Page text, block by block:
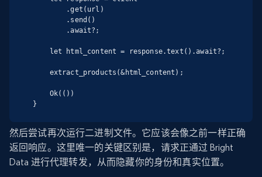
}
然后尝试再次运行二进制文件。它应该会像之前一样正确
返回响应。这里唯一的关键区别是，请求正通过 Bright
Data 进行代理转发，从而隐藏你的身份和真实位置。